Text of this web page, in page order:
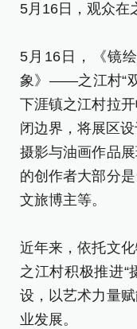
5月16日，观众在
5月16日，《镜
象》——之江村“
下涯镇之江村拉
闭边界，将展区
摄影与油画作品
的创作者大部分
文旅博主等。
近年来，依托文
之江村积极推进“
设，以艺术力量
业发展。